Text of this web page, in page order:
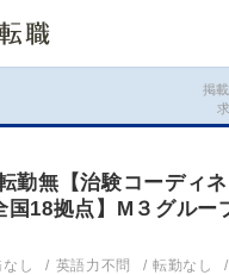
掲
勤無【治験コーディ
国18拠点】M３グルー
し 英語力不問 転勤なし